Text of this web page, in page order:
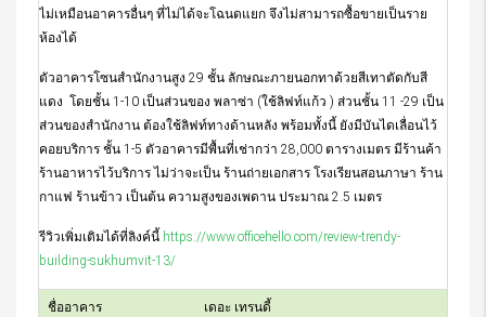
ไม่เหมือนอาคารอื่นๆ ที่ไม่ได้จะโฉนดแยก จึงไม่สามารถซื้อขายเป็นราย
ห้องได้
ตัวอาคารโซนสำนักงานสูง 29 ชั้น ลักษณะภายนอกทาด้วยสีเทาตัดกับสี
แดง โดยชั้น 1-10 เป็นส่วนของ พลาซ่า (ใช้ลิฟท์แก้ว ) ส่วนชั้น 11 -29 เป็น
ส่วนของสำนักงาน ต้องใช้ลิฟท์ทางด้านหลัง พร้อมทั้งนี้ ยังมีบันไดเลื่อนไว้
คอยบริการ ชั้น 1-5 ตัวอาคารมีพื้นที่เช่ากว่า 28,000 ตารางเมตร มีร้านค้า
ร้านอาหารไว้บริการ ไม่ว่าจะเป็น ร้านถ่ายเอกสาร โรงเรียนสอนภาษา ร้าน
กาแฟ ร้านข้าว เป็นต้น ความสูงของเพดาน ประมาณ 2.5 เมตร
รีวิวเพิ่มเติมได้ที่ลิงค์นี้ https://www.officehello.com/review-trendy-
building-sukhumvit-13/
ชื่ออาคาร เดอะ เทรนดี้